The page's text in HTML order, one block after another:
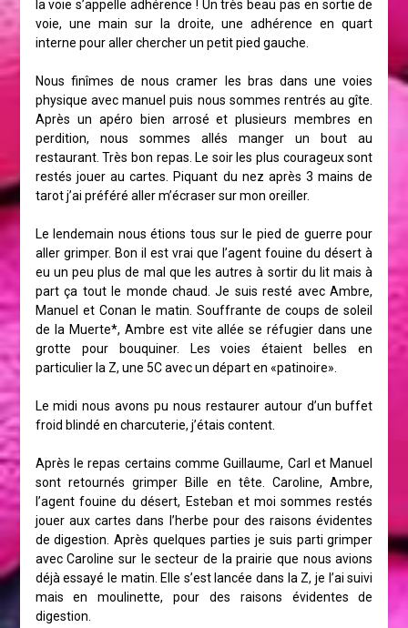
la voie s’appelle adhérence ! Un très beau pas en sortie de
voie, une main sur la droite, une adhérence en quart
interne pour aller chercher un petit pied gauche.
Nous finîmes de nous cramer les bras dans une voies
physique avec manuel puis nous sommes rentrés au gîte.
Après un apéro bien arrosé et plusieurs membres en
perdition, nous sommes allés manger un bout au
restaurant. Très bon repas. Le soir les plus courageux sont
restés jouer au cartes. Piquant du nez après 3 mains de
tarot j’ai préféré aller m’écraser sur mon oreiller.
Le lendemain nous étions tous sur le pied de guerre pour
aller grimper. Bon il est vrai que l’agent fouine du désert à
eu un peu plus de mal que les autres à sortir du lit mais à
part ça tout le monde chaud. Je suis resté avec Ambre,
Manuel et Conan le matin. Souffrante de coups de soleil
de la Muerte*, Ambre est vite allée se réfugier dans une
grotte pour bouquiner. Les voies étaient belles en
particulier la Z, une 5C avec un départ en «patinoire».
Le midi nous avons pu nous restaurer autour d’un buffet
froid blindé en charcuterie, j’étais content.
Après le repas certains comme Guillaume, Carl et Manuel
sont retournés grimper Bille en tête. Caroline, Ambre,
l’agent fouine du désert, Esteban et moi sommes restés
jouer aux cartes dans l’herbe pour des raisons évidentes
de digestion. Après quelques parties je suis parti grimper
avec Caroline sur le secteur de la prairie que nous avions
déjà essayé le matin. Elle s’est lancée dans la Z, je l’ai suivi
mais en moulinette, pour des raisons évidentes de
digestion.